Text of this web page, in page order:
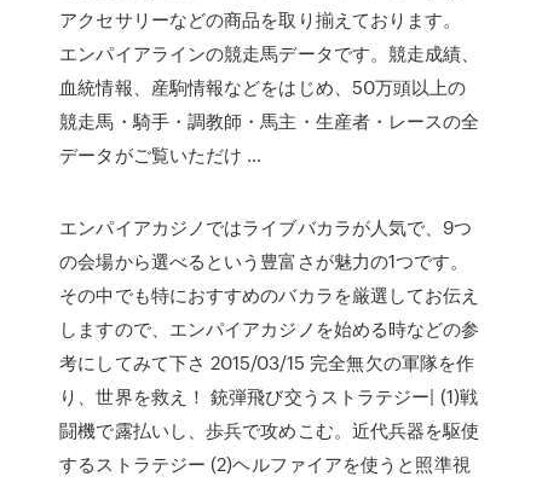
アクセサリーなどの商品を取り揃えております。
エンパイアラインの競走馬データです。競走成績、
血統情報、産駒情報などをはじめ、50万頭以上の
競走馬・騎手・調教師・馬主・生産者・レースの全
データがご覧いただけ …
エンパイアカジノではライブバカラが人気で、9つ
の会場から選べるという豊富さが魅力の1つです。
その中でも特におすすめのバカラを厳選してお伝え
しますので、エンパイアカジノを始める時などの参
考にしてみて下さ 2015/03/15 完全無欠の軍隊を作
り、世界を救え！ 銃弾飛び交うストラテジー| (1)戦
闘機で露払いし、歩兵で攻めこむ。近代兵器を駆使
するストラテジー (2)ヘルファイアを使うと照準視